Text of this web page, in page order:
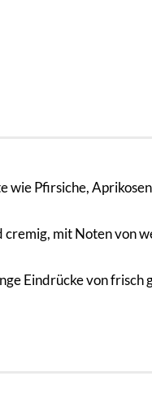
wie Pfirsiche,
cremig, mit Noten von
Eindrücke von frisch